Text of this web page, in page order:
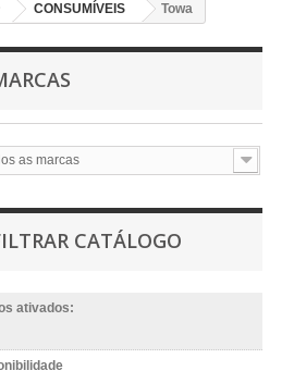
CONSUMÍVEIS Towa
as marcas
CATÁLOGO
ativados: